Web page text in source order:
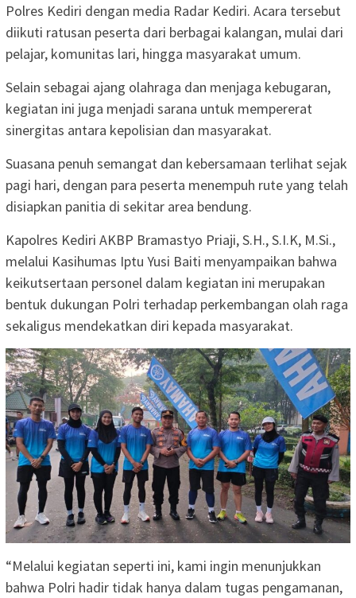
Polres Kediri dengan media Radar Kediri. Acara tersebut
diikuti ratusan peserta dari berbagai kalangan, mulai dari
pelajar, komunitas lari, hingga masyarakat umum.
Selain sebagai ajang olahraga dan menjaga kebugaran,
kegiatan ini juga menjadi sarana untuk mempererat
sinergitas antara kepolisian dan masyarakat.
Suasana penuh semangat dan kebersamaan terlihat sejak
pagi hari, dengan para peserta menempuh rute yang telah
disiapkan panitia di sekitar area bendung.
Kapolres Kediri AKBP Bramastyo Priaji, S.H., S.I.K, M.Si.,
melalui Kasihumas Iptu Yusi Baiti menyampaikan bahwa
keikutsertaan personel dalam kegiatan ini merupakan
bentuk dukungan Polri terhadap perkembangan olah raga
sekaligus mendekatkan diri kepada masyarakat.
“Melalui kegiatan seperti ini, kami ingin menunjukkan
bahwa Polri hadir tidak hanya dalam tugas pengamanan,